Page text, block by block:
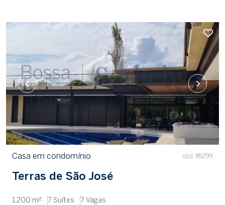
Casa em condomínio cód. 89299
Terras de São José
1.200 m² 7 Suítes 7 Vagas